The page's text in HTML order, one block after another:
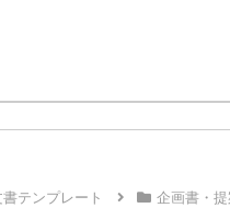
テンプレート 企画書・